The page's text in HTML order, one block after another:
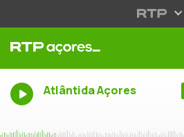
Atlântida Açores